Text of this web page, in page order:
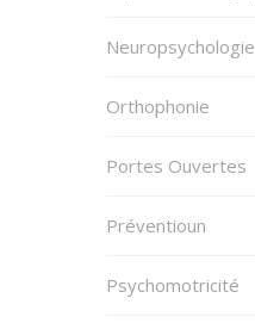
Neuropsychologie
Orthophonie
Portes Ouvertes
Préventioun
Psychomotricité